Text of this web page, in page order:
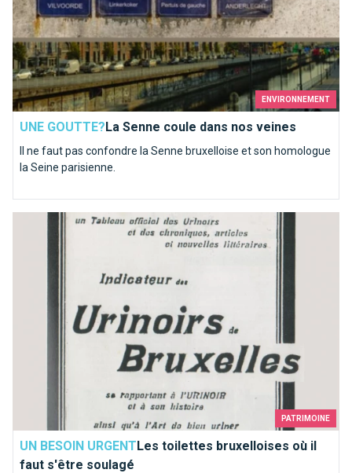
ENVIRONNEMENT
UNE GOUTTE? La Senne coule dans nos veines
Il ne faut pas confondre la Senne bruxelloise et son homologue
la Seine parisienne.
PATRIMOINE
UN BESOIN URGENTLes toilettes bruxelloises où il
faut s'être soulagé
Les toilettes bruxelloises où il faut s'être soulagé